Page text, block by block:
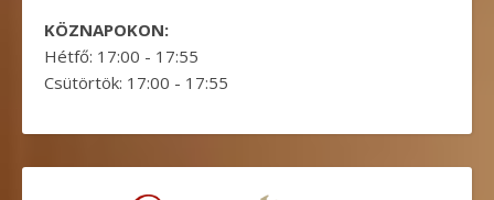
KÖZNAPOKON:
Hétfő: 17:00 - 17:55
Csütörtök: 17:00 - 17:55